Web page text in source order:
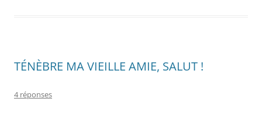
TÉNÈBRE MA VIEILLE AMIE, SALUT !
4 réponses